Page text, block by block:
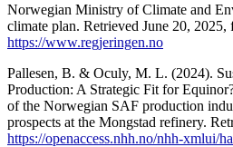
Norwegian Ministry of Climate and
climate plan. Retrieved June 20, 2025,
https://www.regjeringen.no
Pallesen, B. & Oculy, M. L. (2024).
Production: A Strategic Fit for
of the Norwegian SAF production
prospects at the Mongstad refinery.
https://openaccess.nhh.no/nhh-xmlui/